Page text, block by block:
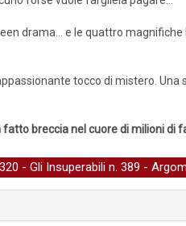
drama… e le quattro
tocco di mistero. Una
breccia nel cuore di milioni di
- Gli Insuperabili n. 389 -